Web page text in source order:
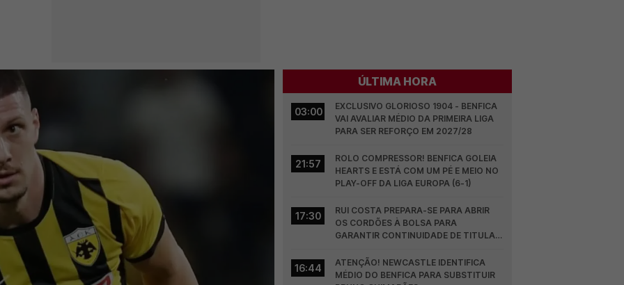
ÚLTIMA HORA
03:00
EXCLUSIVO GLORIOSO 1904 - BENFICA
VAI AVALIAR MÉDIO DA PRIMEIRA LIGA
PARA SER REFORÇO EM 2027/28
21:57
ROLO COMPRESSOR! BENFICA GOLEIA
HEARTS E ESTÁ COM UM PÉ E MEIO NO
PLAY-OFF DA LIGA EUROPA (6-1)
17:30
RUI COSTA PREPARA-SE PARA ABRIR
OS CORDÕES À BOLSA PARA
GARANTIR CONTINUIDADE DE TITULAR
16:44
ATENÇÃO! NEWCASTLE IDENTIFICA
MÉDIO DO BENFICA PARA SUBSTITUIR